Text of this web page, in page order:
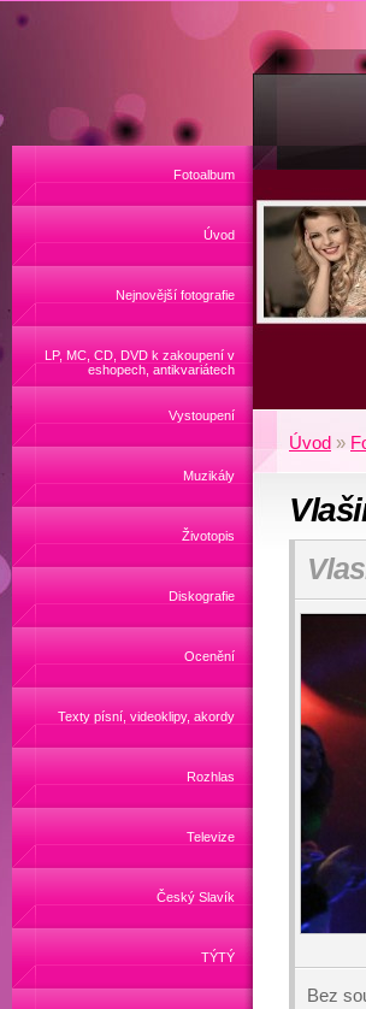
Fotoalbum
Úvod
Nejnovější fotografie
LP, MC, CD, DVD k zakoupení v
eshopech, antikvariátech
Vystoupení
Muzikály
Životopis
Diskografie
Ocenění
Texty písní, videoklipy, akordy
Rozhlas
Televize
Český Slavík
TÝTÝ
Úvod »
Bez